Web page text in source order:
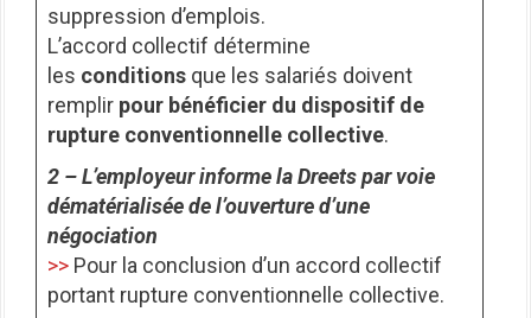
suppression d’emplois.
L’accord collectif détermine
les conditions que les salariés doivent
remplir pour bénéficier du dispositif de
rupture conventionnelle collective.
2 – L’employeur informe la Dreets par voie
dématérialisée de l’ouverture d’une
négociation
>> Pour la conclusion d’un accord collectif
portant rupture conventionnelle collective.